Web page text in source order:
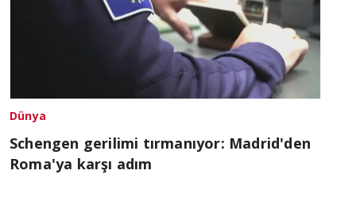
Dünya
Schengen gerilimi tırmanıyor: Madrid'den
Roma'ya karşı adım